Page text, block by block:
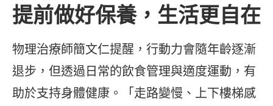
提前做好保養，生活更自在
物理治療師簡文仁提醒，行動力會隨年齡逐漸
退步，但透過日常的飲食管理與適度運動，有
助於支持身體健康。「走路變慢、上下樓梯感